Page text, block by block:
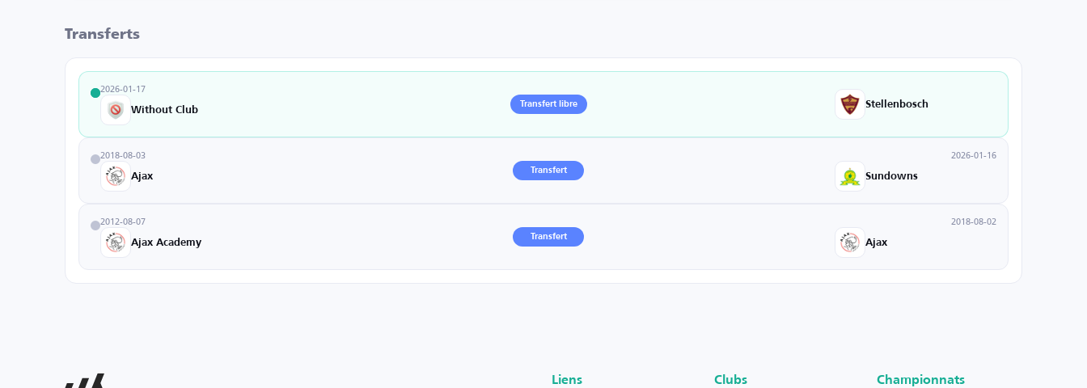
Transferts
2026-01-17
Without Club
Transfert libre Stellenbosch
2018-08-03
Ajax
Transfert
2026-01-16
Sundowns
2012-08-07
Ajax Academy
Transfert
2018-08-02
Ajax
Liens Clubs Championnats